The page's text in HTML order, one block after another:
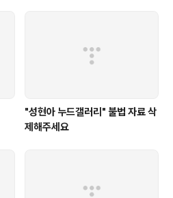
"성현아 누드갤러리" 불법 자료 삭
제해주세요